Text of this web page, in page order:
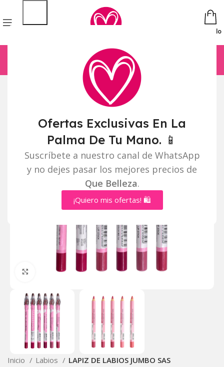
Ofertas Exclusivas En La
Palma De Tu Mano. 📱
Suscríbete a nuestro canal de WhatsApp
y no dejes pasar los mejores precios de
Que Belleza.
¡Quiero mis ofertas! 🛍️
Pedido
Click to enlarge
Inicio Labios LAPIZ DE LABIOS JUMBO SAS